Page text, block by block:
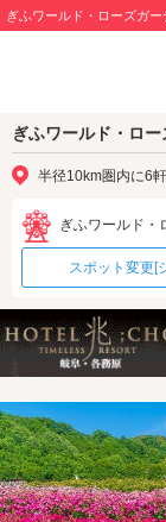
ぎふワールド・ローズガ
ぎふワールド・ロ
半径10km圏内に6
ぎふワールド・
スポット変更[